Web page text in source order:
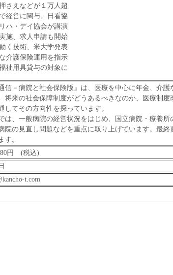
さえなどが１万人超
経営に関与、日看協
ハ・デイ協会が講演
施、求人申請も開始
く技術、米大学発表
介護保険運用を指示
祉用具貸与の対象に
信－病院と社会保険版』は、医療を中心に年金、介護
将来の社会保障制度がどうあるべきなのか、医療制
してその方向性を探っています。
は、一般病院の経営状況をはじめ、国立病院・療養所
院の見直し問題などを重点に取り上げています。最
す。
円 (税込)
t.com